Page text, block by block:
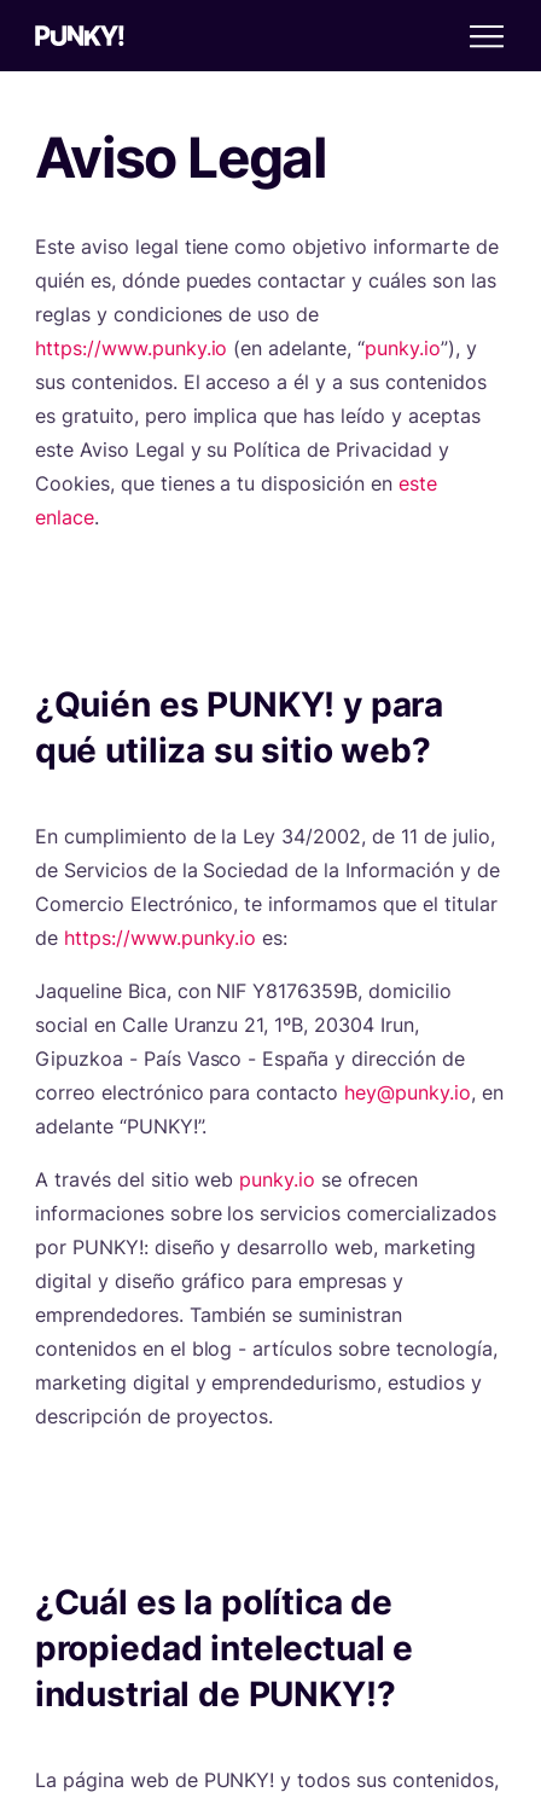
Aviso Legal
Este aviso legal tiene como objetivo informarte de
quién es, dónde puedes contactar y cuáles son las
reglas y condiciones de uso de
https://www.punky.io (en adelante, “punky.io”), y
sus contenidos. El acceso a él y a sus contenidos
es gratuito, pero implica que has leído y aceptas
este Aviso Legal y su Política de Privacidad y
Cookies, que tienes a tu disposición eneste
enlace.
¿Quién es PUNKY! y para
qué utiliza su sitio web?
En cumplimiento de la Ley 34/2002, de 11 de julio,
de Servicios de la Sociedad de la Información y de
Comercio Electrónico, te informamos que el titular
de https://www.punky.io es:
Jaqueline Bica, con NIF Y8176359B, domicilio
social en Calle Uranzu 21, 1ºB, 20304 Irun,
Gipuzkoa - País Vasco - España y dirección de
correo electrónico para contacto hey@punky.io, en
adelante “PUNKY!”.
A través del sitio web punky.io se ofrecen
informaciones sobre los servicios comercializados
por PUNKY!: diseño y desarrollo web, marketing
digital y diseño gráfico para empresas y
emprendedores. También se suministran
contenidos en el blog - artículos sobre tecnología,
marketing digital y emprendedurismo, estudios y
descripción de proyectos.
¿Cuál es la política de
propiedad intelectual e
industrial de PUNKY!?
La página web de PUNKY! y todos sus contenidos,